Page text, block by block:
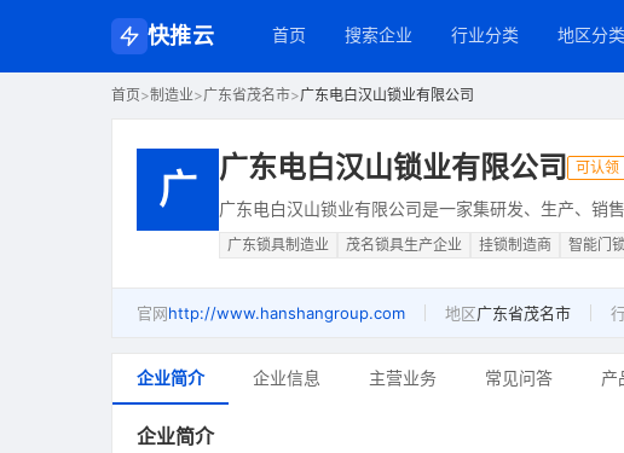
快推云 首页 搜索企业 行业分类 地区分类
首页>制造业>广东省茂名市>广东电白汉山锁业有限公司
广 广东电白汉山锁业有限公司 可认领
广东电白汉山锁业有限公司是一家集研发、生产、销
广东锁具制造业 茂名锁具生产企业 挂锁制造商 智能门
官网http://www.hanshangroup.com 地区广东省茂名市
企业简介 企业信息 主营业务 常见问答 产
企业简介